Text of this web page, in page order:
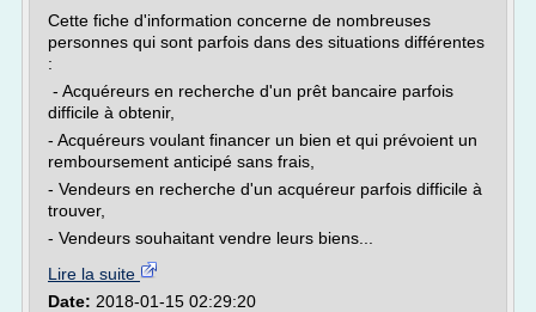
Cette fiche d'information concerne de nombreuses
personnes qui sont parfois dans des situations différentes
:
- Acquéreurs en recherche d'un prêt bancaire parfois
difficile à obtenir,
- Acquéreurs voulant financer un bien et qui prévoient un
remboursement anticipé sans frais,
- Vendeurs en recherche d'un acquéreur parfois difficile à
trouver,
- Vendeurs souhaitant vendre leurs biens...
Lire la suite
Date: 2018-01-15 02:29:20